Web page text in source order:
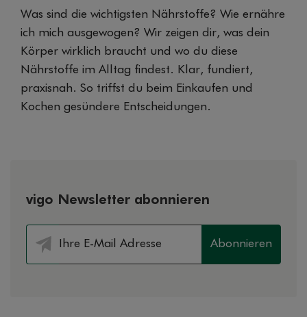
Was sind die wichtigsten Nährstoffe? Wie ernähre
ich mich ausgewogen? Wir zeigen dir, was dein
Körper wirklich braucht und wo du diese
Nährstoffe im Alltag findest. Klar, fundiert,
praxisnah. So triffst du beim Einkaufen und
Kochen gesündere Entscheidungen.
vigo Newsletter abonnieren
Abonnieren